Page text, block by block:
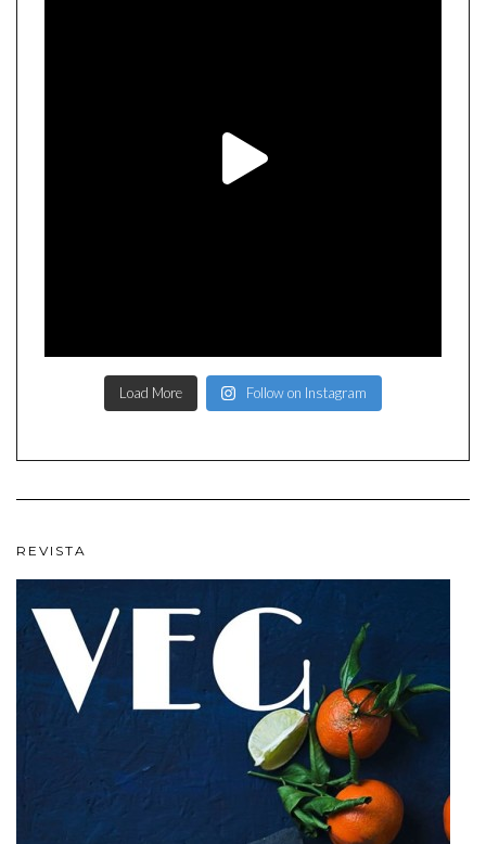
Load More Follow on Instagram
REVISTA